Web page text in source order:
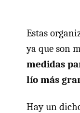
Estas
ya que son
medidas
lío más
Hay un